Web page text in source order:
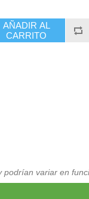
AÑADIR AL
CARRITO
variar en